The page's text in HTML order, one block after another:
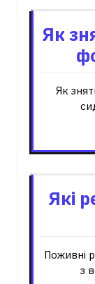
Як
Як
Які
Поживні
з